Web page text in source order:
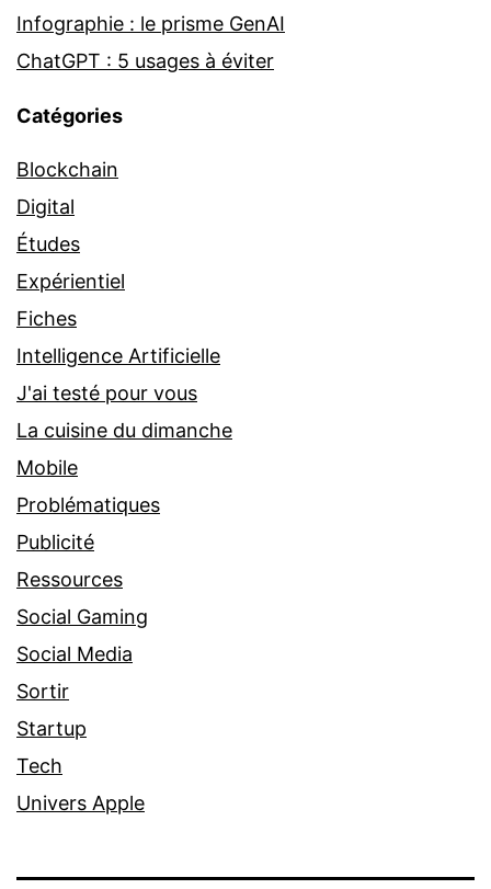
Infographie : le prisme GenAI
ChatGPT : 5 usages à éviter
Catégories
Blockchain
Digital
Études
Expérientiel
Fiches
Intelligence Artificielle
J'ai testé pour vous
La cuisine du dimanche
Mobile
Problématiques
Publicité
Ressources
Social Gaming
Social Media
Sortir
Startup
Tech
Univers Apple